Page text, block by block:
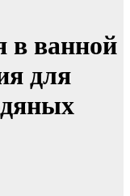
в ванной
для